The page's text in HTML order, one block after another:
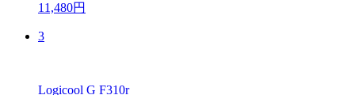
11,480円
3
Logicool G F310r